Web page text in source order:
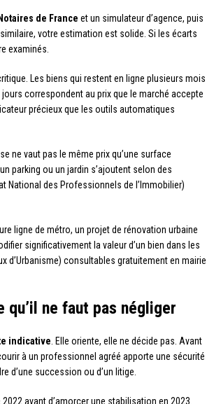
Notaires de France et un simulateur d’agence, puis
votre estimation est solide. Si les écarts
examinés.
Les biens qui restent en ligne plusieurs mois
correspondent au prix que le marché accepte
précieux que les outils automatiques
ne vaut pas le même prix qu’une surface
parking ou un jardin s’ajoutent selon des
National des Professionnels de l’Immobilier)
ligne de métro, un projet de rénovation urbaine
significativement la valeur d’un bien dans les
d’Urbanisme) consultables gratuitement en mairie
qu’il ne faut pas négliger
indicative . Elle oriente, elle ne décide pas. Avant
à un professionnel agréé apporte une sécurité
d’une succession ou d’un litige.
avant d’amorcer une stabilisation en 2023.